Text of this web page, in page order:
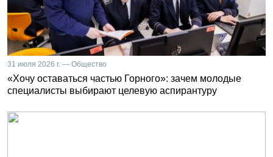
31 июля 2026 г. — Общество
«Хочу оставаться частью Горного»: зачем молодые
специалисты выбирают целевую аспирантуру